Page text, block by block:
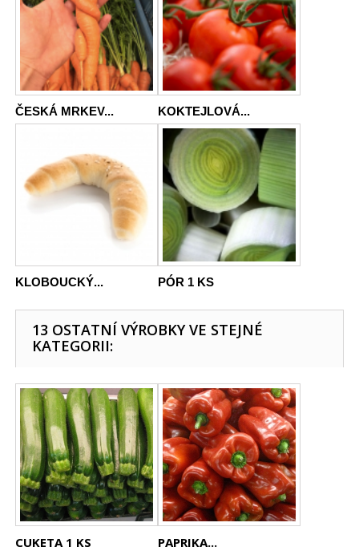
ČESKÁ MRKEV... KOKTEJLOVÁ...
KLOBOUCKÝ... PÓR 1 KS
13 OSTATNÍ VÝROBKY VE STEJNÉ
KATEGORII:
CUKETA 1 KS PAPRIKA...